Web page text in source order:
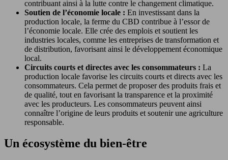
contribuant ainsi à la lutte contre le changement climatique.
Soutien de l’économie locale : En investissant dans la
production locale, la ferme du CBD contribue à l’essor de
l’économie locale. Elle crée des emplois et soutient les
industries locales, comme les entreprises de transformation et
de distribution, favorisant ainsi le développement économique
local.
Circuits courts et directes avec les consommateurs : La
production locale favorise les circuits courts et directs avec les
consommateurs. Cela permet de proposer des produits frais et
de qualité, tout en favorisant la transparence et la proximité
avec les producteurs. Les consommateurs peuvent ainsi
connaître l’origine de leurs produits et soutenir une agriculture
responsable.
Un écosystème du bien-être